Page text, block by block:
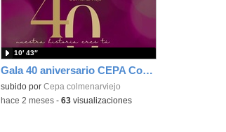
Gala 40 aniversario CEPA Colmenar Viejo
subido por Cepa colmenarviejo
10′ 43″
-hace 2 meses- 63visualizaciones